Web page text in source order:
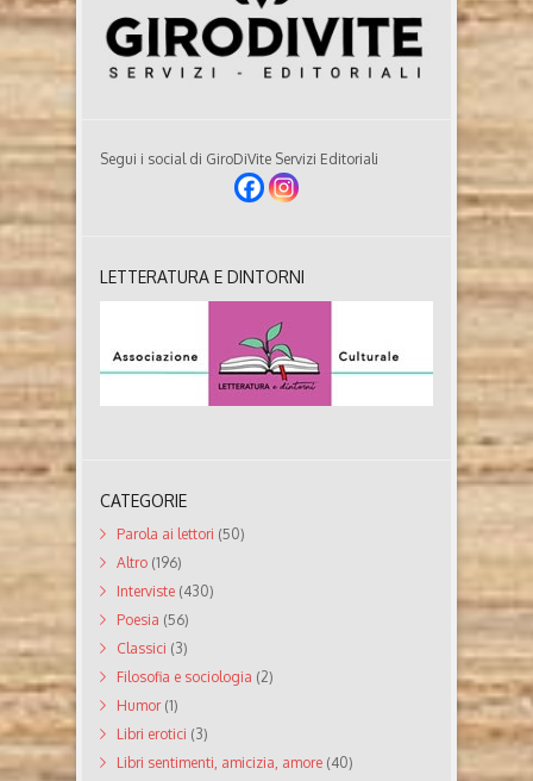
Segui i social di GiroDiVite Servizi Editoriali
LETTERATURA E DINTORNI
CATEGORIE
Parola ai lettori (50)
Altro (196)
Interviste (430)
Poesia (56)
Classici (3)
Filosofia e sociologia (2)
Humor(1)
Libri erotici (3)
Libri sentimenti, amicizia, amore (40)